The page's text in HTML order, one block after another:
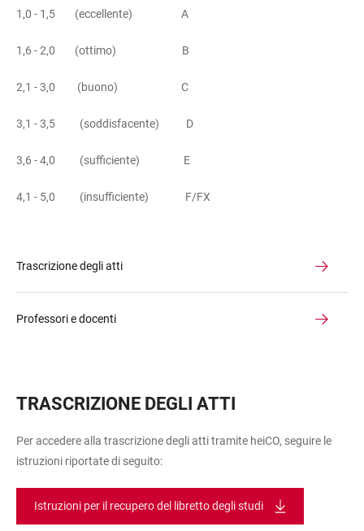
1,0 - 1,5 (eccellente) A
1,6 - 2,0 (ottimo) B
2,1 - 3,0 (buono) C
3,1 - 3,5 (soddisfacente) D
3,6 - 4,0 (sufficiente) E
4,1 - 5,0 (insufficiente) F/FX
Trascrizione degli atti
Professori e docenti
TRASCRIZIONE DEGLI ATTI
Per accedere alla trascrizione degli atti tramite heiCO, seguire le
istruzioni riportate di seguito:
Istruzioni per il recupero del libretto degli studi